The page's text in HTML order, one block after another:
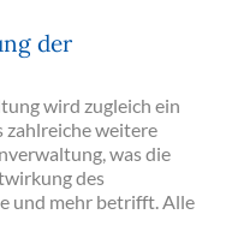
der
wird zugleich ein
zahlreiche weitere
was die
des
und mehr betrifft. Alle